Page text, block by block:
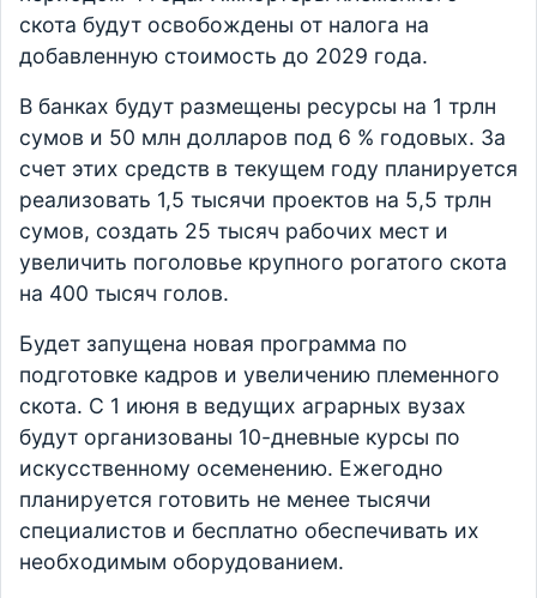
скота будут освобождены от налога на
добавленную стоимость до 2029 года.
В банках будут размещены ресурсы на 1 трлн
сумов и 50 млн долларов под 6 % годовых. За
счет этих средств в текущем году планируется
реализовать 1,5 тысячи проектов на 5,5 трлн
сумов, создать 25 тысяч рабочих мест и
увеличить поголовье крупного рогатого скота
на 400 тысяч голов.
Будет запущена новая программа по
подготовке кадров и увеличению племенного
скота. С 1 июня в ведущих аграрных вузах
будут организованы 10-дневные курсы по
искусственному осеменению. Ежегодно
планируется готовить не менее тысячи
специалистов и бесплатно обеспечивать их
необходимым оборудованием.